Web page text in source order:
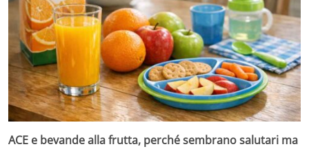
ACE e bevande alla frutta, perché sembrano salutari ma